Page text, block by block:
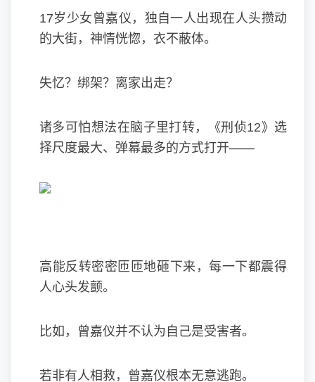
17岁少女曾嘉仪，独自一人出现在人头攒动
的大街，神情恍惚，衣不蔽体。
失忆？绑架？离家出走？
诸多可怕想法在脑子里打转，《刑侦12》选
择尺度最大、弹幕最多的方式打开——
高能反转密密匝匝地砸下来，每一下都震得
人心头发颤。
比如，曾嘉仪并不认为自己是受害者。
若非有人相救，曾嘉仪根本无意逃跑。